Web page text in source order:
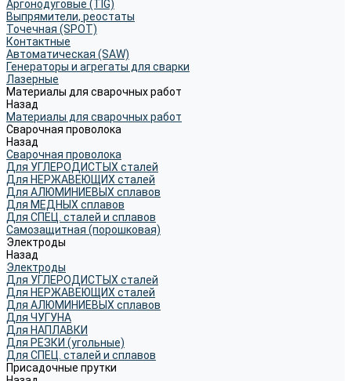
Аргонодуговые (TIG)
Выпрямители, реостаты
Точечная (SPOT)
Контактные
Автоматическая (SAW)
Генераторы и агрегаты для сварки
Лазерные
Материалы для сварочных работ
Назад
Материалы для сварочных работ
Сварочная проволока
Назад
Сварочная проволока
Для УГЛЕРОДИСТЫХ сталей
Для НЕРЖАВЕЮЩИХ сталей
Для АЛЮМИНИЕВЫХ сплавов
Для МЕДНЫХ сплавов
Для СПЕЦ. сталей и сплавов
Самозащитная (порошковая)
Электроды
Назад
Электроды
Для УГЛЕРОДИСТЫХ сталей
Для НЕРЖАВЕЮЩИХ сталей
Для АЛЮМИНИЕВЫХ сплавов
Для ЧУГУНА
Для НАПЛАВКИ
Для РЕЗКИ (угольные)
Для СПЕЦ. сталей и сплавов
Присадочные прутки